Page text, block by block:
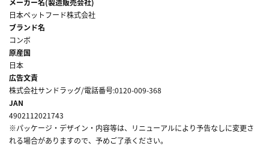
日本ペットフード株式会社
ブランド名
コンボ
原産国
日本
広告文責
株式会社サンドラッグ/電話番号:0120-009-368
JAN
4902112021743
※パッケージ・デザイン・内容等は、リニューアルにより予告なしに変更さ
れる場合がありますので、予めご了承ください。